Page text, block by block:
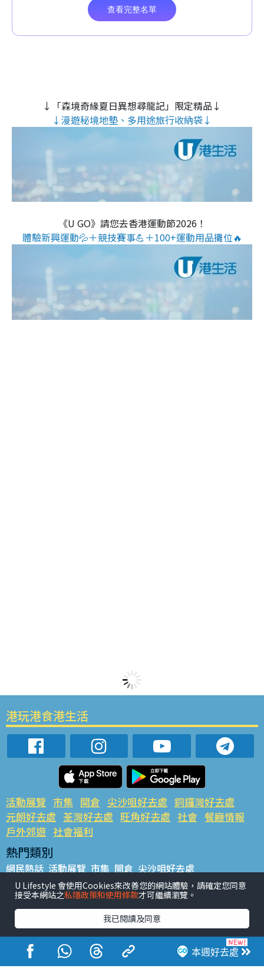
↓「森境奇緣夏日異想尋龍記」限定精品↓
↓漫遊秘境地墊、多用途旅行收納袋↓
《U GO》請您去香港運動節2026！
體驗新興運動💦＋競技賽事💪＋100+運動用品攤位🔥
本週好去處
港玩港食港生活
活動展覽 市集 開倉 尖沙咀好去處 銅鑼灣好去處
元朗好去處 荃灣好去處 旺角好去處 社會 餐廳情報
戶外郊遊 社會福利
熱門類別
網民熱話 活動展覽 市集 開倉 尖沙咀好去處
銅鑼灣好去處 元朗好去處 荃灣好去處 旺角好去處 社會
餐廳情報 戶外郊遊
熱門標籤
#UGO搵好去處 #人氣活動推介 #美食社群熱話
#親子玩樂好去處
#ULifestyle應用程式
#限時搶
#UJetso禮物放送
#ULifestyle商戶中心 #著數 #網絡熱話
U Lifestyle 會使用Cookies來改善您的網站體驗，請確定您同意
接受本網站之私隱政策和使用條款才可繼續瀏覽。
我已閱讀及同意